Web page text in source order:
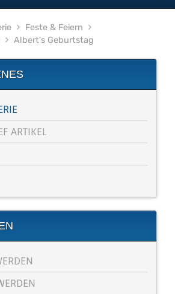
Feste & Feiern
Albert's Geburtstag
ARTIKEL